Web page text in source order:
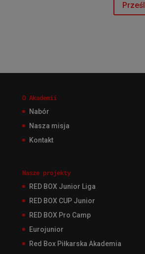
O Akademii
Nabór
Nasza misja
Kontakt
Nasze projekty
RED BOX Junior Liga
RED BOX CUP Junior
RED BOX Pro Camp
Eurojunior
Red Box Piłkarska Akademia